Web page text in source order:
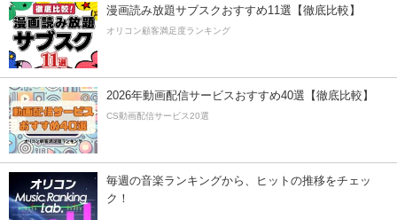
漫画読み放題サブスクおすすめ11選【徹底比較】
オリコン顧客満足度ランキング
2026年動画配信サービスおすすめ40選【徹底比較】
CS動画配信サービス20選
毎週の音楽ランキングから、ヒットの推移をチェッ
ク！